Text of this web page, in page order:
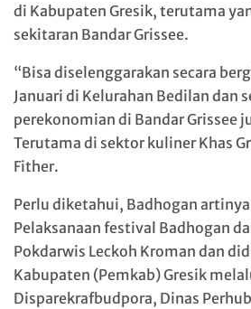
di Kabupaten Gresik, terutama
sekitaran Bandar Grissee.
“Bisa diselenggarakan secara
Januari di Kelurahan Bedilan dan
perekonomian di Bandar Grissee
Terutama di sektor kuliner Khas
Fither.
Perlu diketahui, Badhogan
Pelaksanaan festival Badhogan
Pokdarwis Leckoh Kroman dan
Kabupaten (Pemkab) Gresik
Disparekrafbudpora, Dinas